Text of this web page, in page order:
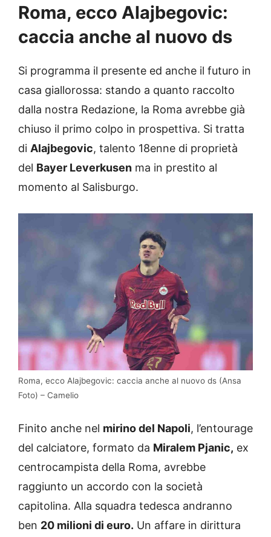
Roma, ecco Alajbegovic:
caccia anche al nuovo ds
Si programma il presente ed anche il futuro in
casa giallorossa: stando a quanto raccolto
dalla nostra Redazione, la Roma avrebbe già
chiuso il primo colpo in prospettiva. Si tratta
di Alajbegovic, talento 18enne di proprietà
del Bayer Leverkusen ma in prestito al
momento al Salisburgo.
Roma, ecco Alajbegovic: caccia anche al nuovo ds (Ansa
Foto) – Camelio
Finito anche nel mirino del Napoli, l’entourage
del calciatore, formato da Miralem Pjanic, ex
centrocampista della Roma, avrebbe
raggiunto un accordo con la società
capitolina. Alla squadra tedesca andranno
ben 20 milioni di euro. Un affare in dirittura